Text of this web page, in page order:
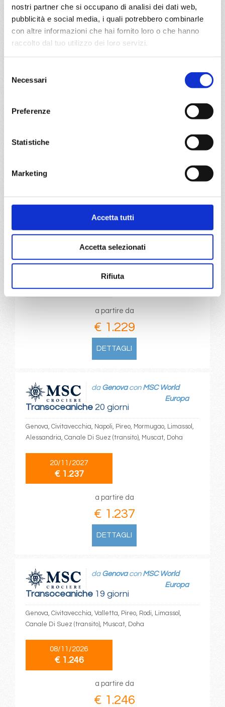
nostri partner che si occupano di analisi dei dati web,
pubblicità e social media, i quali potrebbero combinarle
con altre informazioni che hai fornito loro o che hanno
raccolto dal tuo utilizzo dei loro servizi.
delNecessari
Preferenze
Statistiche
Marketing
Accetta tutti
Accetta selezionati
Rifiuta
Mediterraneo 11 giorni
Genova, Marsiglia, Malaga, Siviglia (cadice), Lisbona,
Alicante, Mahon, Olbia, Genova, Provence(marseilles)
07/07/2027
27/07/2027
MSC Sinfonia
Lisbona, Alicante, Mahon, Olbia, Genova
04/06/2028
€ 1.229
14/06/2028
€ 1.279
€ 1.279
a partire da
€ 1.229
DETTAGLI
Transoceaniche20 giorni
da Genovacon MSC World
Europa
Genova, Civitavecchia, Napoli, Pireo, Mormugao, Limassol,
Alessandria, Canale Di Suez (transito), Muscat, Doha
20/11/2027
€ 1.237
a partire da
€ 1.237
DETTAGLI
Transoceaniche19 giorni
da Genovacon MSC World
Europa
Genova, Civitavecchia, Valletta, Pireo, Rodi, Limassol,
Canale Di Suez (transito), Muscat, Doha
08/11/2026
€ 1.246
a partire da
€ 1.246